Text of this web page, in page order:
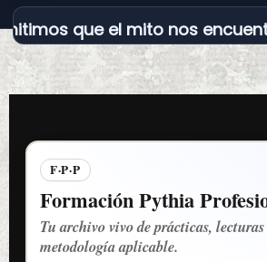
el mito nos encuentre.
F·P·P
Formación Pythia
Tu archivo vivo de prácticas,
metodología aplicable.